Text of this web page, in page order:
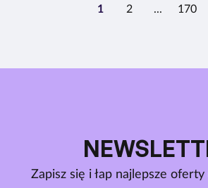
1 2 ... 170
Zapisz się i łap najlepsze